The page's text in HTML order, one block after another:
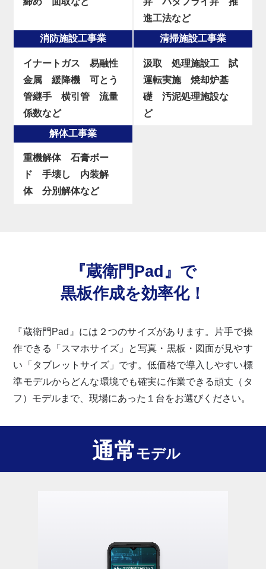
進工法など
消防施設工事業
イナートガス
易融性
金属
緩降機
可とう
管継手
横引管
流量
係数など
清掃施設工事業
汲取 処理施設工
試
運転実施
焼却炉基
礎
汚泥処理施設な
ど
解体工事業
重機解体
石膏ボー
ド
手壊し
内装解
体
分別解体など
『蔵衛門Pad』で
黒板作成を効率化！
『蔵衛門Pad』には２つのサイズがあります。片手で操
作できる「スマホサイズ」と写真・黒板・図面が見やす
い「タブレットサイズ」です。低価格で導入しやすい標
準モデルからどんな環境でも確実に作業できる頑丈（タ
フ）モデルまで、現場にあった１台をお選びください。
通常モデル